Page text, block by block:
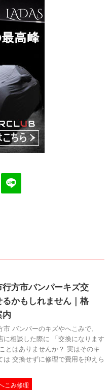
方市バンパーキズ交
かもしれません｜格
内
バンパーのキズやへこみで、
に相談した際に 「交換になります
とはありませんか？ 実はそのキ
は 交換せずに修理で費用を抑えら
こみ修理